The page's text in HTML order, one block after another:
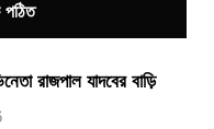
পঠিত
রাজপাল যাদবের বাড়ি